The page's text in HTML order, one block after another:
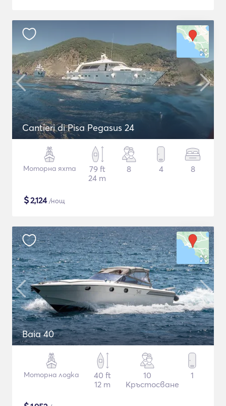
Cantieri di Pisa Pegasus 24
Моторна яхта
79 ft
24 m
8 4 8
$2,124/нощ
Baia 40
Моторна лодка
40 ft
12 m
10
Кръстосване
1